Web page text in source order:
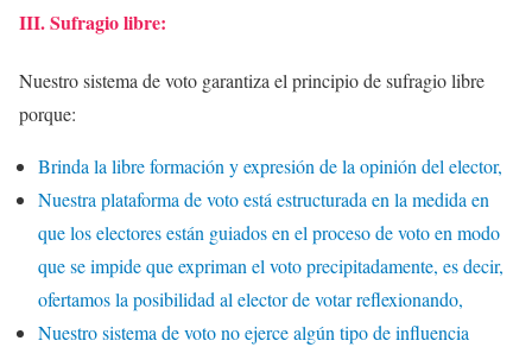
III. Sufragio libre:
Nuestro sistema de voto garantiza el principio de sufragio libre
porque:
Brinda la libre formación y expresión de la opinión del elector,
Nuestra plataforma de voto está estructurada en la medida en
que los electores están guiados en el proceso de voto en modo
que se impide que expriman el voto precipitadamente, es decir,
ofertamos la posibilidad al elector de votar reflexionando,
Nuestro sistema de voto no ejerce algún tipo de influencia